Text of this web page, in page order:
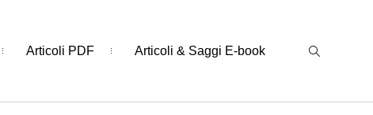
Articoli PDF Articoli & Saggi E-book